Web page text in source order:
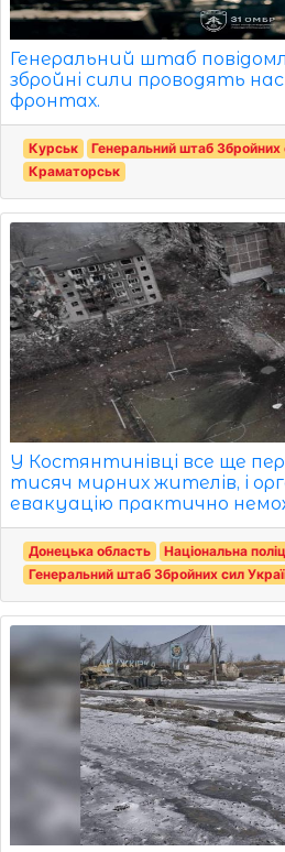
Генеральний штаб
збройні сили проводять
фронтах.
Курськ
Генеральний штаб Збройних
Краматорськ
У Костянтинівці все ще
тисяч мирних жителів, і
евакуацію практично
Донецька область
Національна
Генеральний штаб Збройних сил